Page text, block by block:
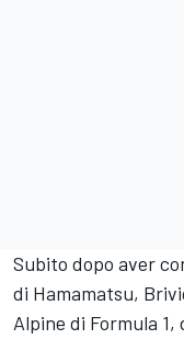
Subito dopo aver
di Hamamatsu,
Alpine di Formula